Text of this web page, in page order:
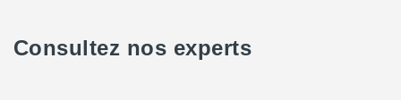
Consultez nos experts